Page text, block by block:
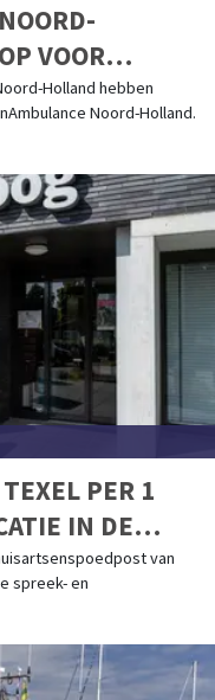
VOOR
NOORD-
Holland hebben
Noord-Holland.
PER 1
IN DE
van
spreek- en